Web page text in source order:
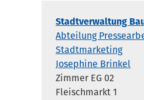
Stadtverwaltung
Abteilung
Stadtmarketing
Josephine Brinkel
Zimmer EG 02
Fleischmarkt 1